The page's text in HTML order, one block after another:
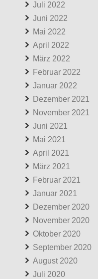
Juli 2022
Juni 2022
Mai 2022
April 2022
März 2022
Februar 2022
Januar 2022
Dezember 2021
November 2021
Juni 2021
Mai 2021
April 2021
März 2021
Februar 2021
Januar 2021
Dezember 2020
November 2020
Oktober 2020
September 2020
August 2020
Juli 2020